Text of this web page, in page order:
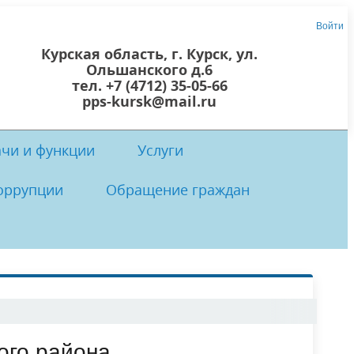
Войти
Курская область, г. Курск, ул.
Ольшанского д.6
тел. +7 (4712) 35-05-66
pps-kursk@mail.ru
и функции Услуги
Обращение граждан